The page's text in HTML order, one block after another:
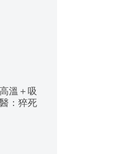
溫＋吸
：猝死